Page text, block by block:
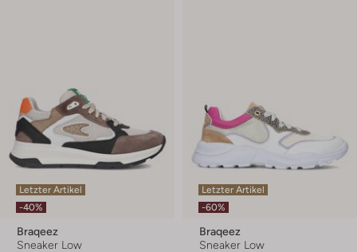
Letzter Artikel
-40%
Braqeez
Sneaker Low
Letzter Artikel
-60%
Braqeez
Sneaker Low